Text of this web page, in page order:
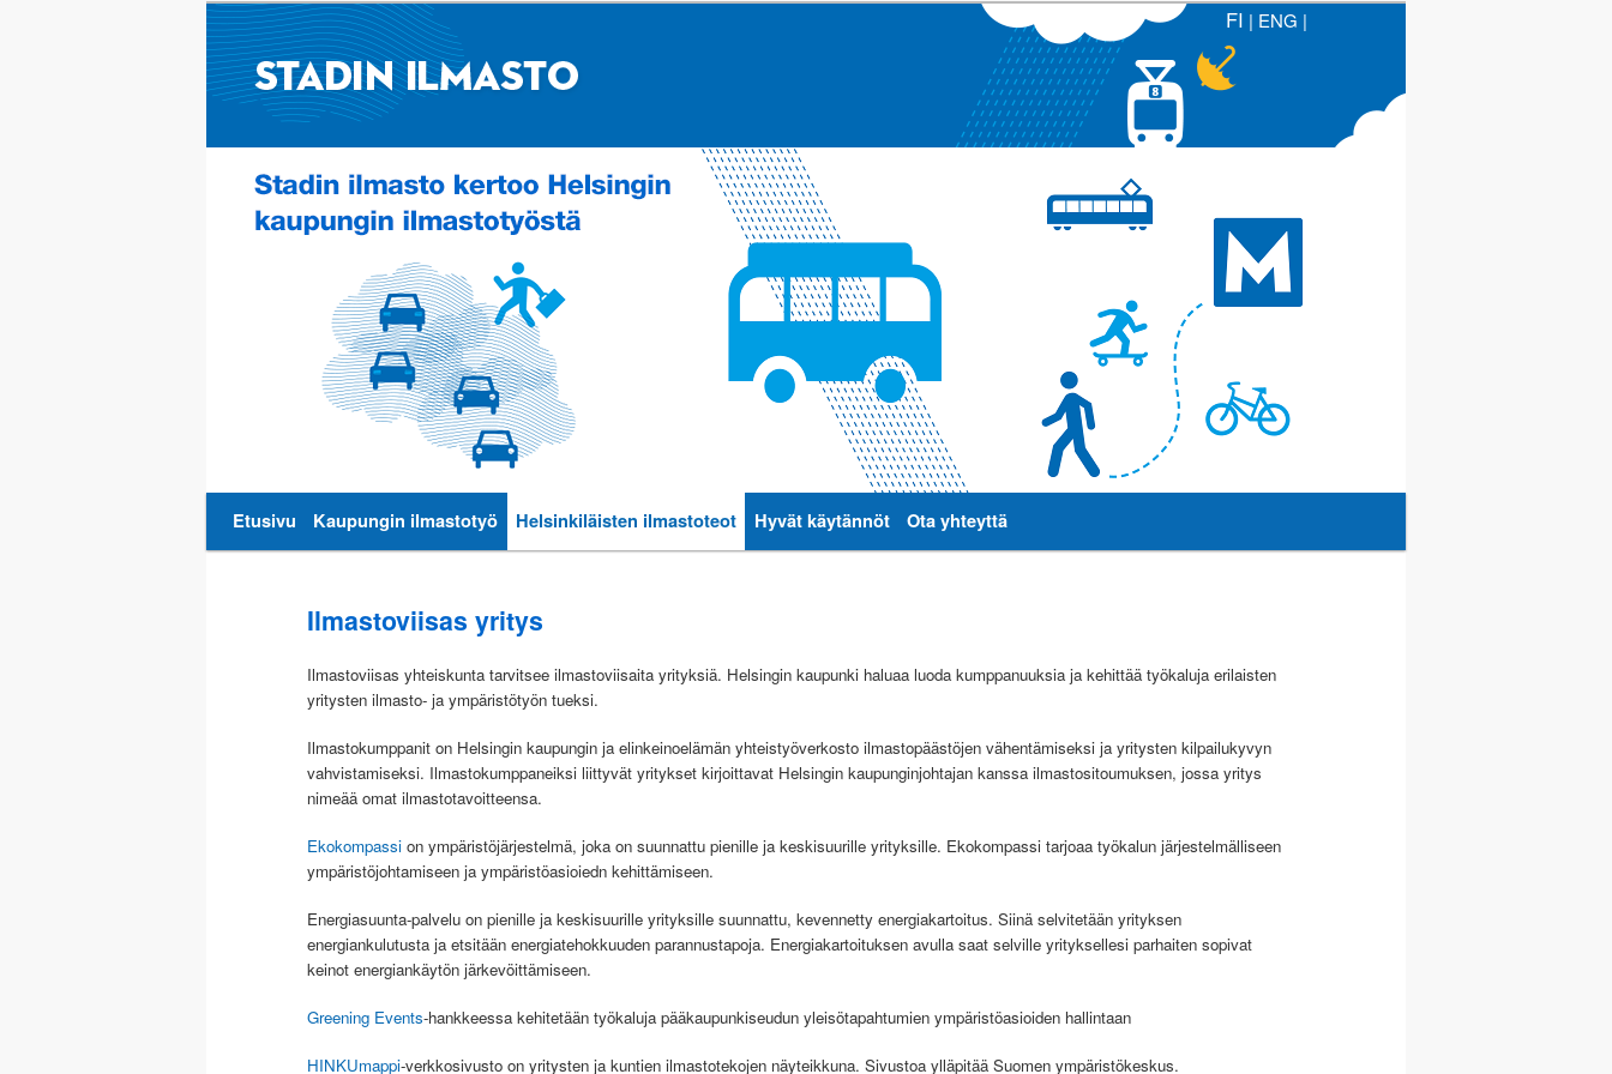
FI | ENG |
Päävalikko
Siirry
Siirry
Etusivu Kaupungin ilmastotyö Helsinkiläisten ilmastoteot Hyvät käytännöt Ota yhteyttä
Ilmastoviisas yritys
Ilmastoviisas yhteiskunta tarvitsee ilmastoviisaita yrityksiä. Helsingin kaupunki haluaa luoda kumppanuuksia ja kehittää työkaluja erilaisten
yritysten ilmasto- ja ympäristötyön tueksi.
Ilmastokumppanit on Helsingin kaupungin ja elinkeinoelämän yhteistyöverkosto ilmastopäästöjen vähentämiseksi ja yritysten kilpailukyvyn
vahvistamiseksi. Ilmastokumppaneiksi liittyvät yritykset kirjoittavat Helsingin kaupunginjohtajan kanssa ilmastositoumuksen, jossa yritys
nimeää omat ilmastotavoitteensa.
Ekokompassion ympäristöjärjestelmä, joka on suunnattu pienille ja keskisuurille yrityksille. Ekokompassi tarjoaa työkalun järjestelmälliseen
ympäristöjohtamiseen ja ympäristöasioiedn kehittämiseen.
Energiasuunta-palvelu on pienille ja keskisuurille yrityksille suunnattu, kevennetty energiakartoitus. Siinä selvitetään yrityksen
energiankulutusta ja etsitään energiatehokkuuden parannustapoja. Energiakartoituksen avulla saat selville yrityksellesi parhaiten sopivat
keinot energiankäytön järkevöittämiseen.
Greening Events-hankkeessa kehitetään työkaluja pääkaupunkiseudun yleisötapahtumien ympäristöasioiden hallintaan
HINKUmappi-verkkosivusto on yritysten ja kuntien ilmastotekojen näyteikkuna. Sivustoa ylläpitää Suomen ympäristökeskus.